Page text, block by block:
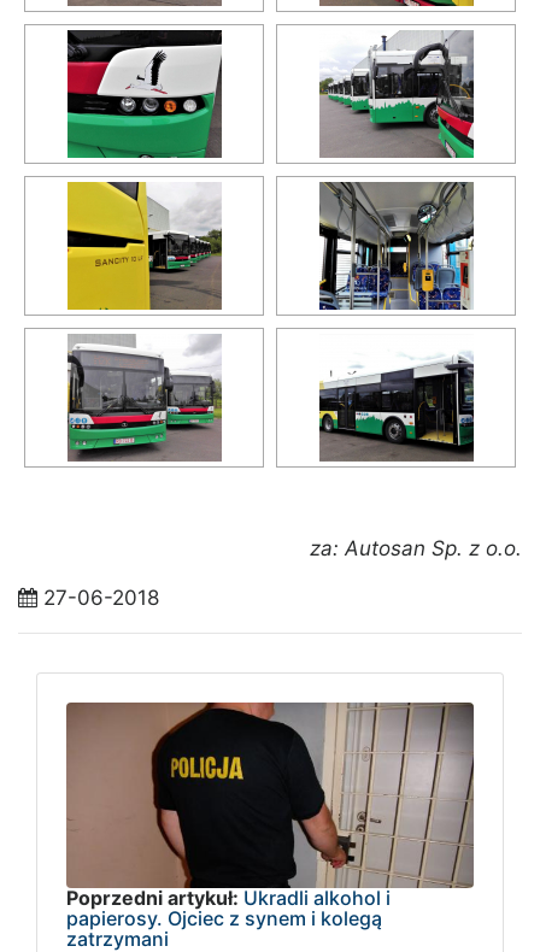
za: Autosan Sp. z o.o.
27-06-2018
Poprzedni artykuł: Ukradli alkohol i
papierosy. Ojciec z synem i kolegą
zatrzymani